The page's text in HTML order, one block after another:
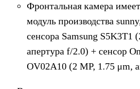
Фронтальная камера
модуль производства
сенсора Samsung S5K3T1
апертура f/2.0) + сенсор
OV02A10 (2 MP, 1.75 μm,